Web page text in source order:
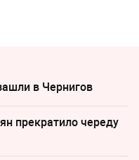
в Чернигов
прекратило череду